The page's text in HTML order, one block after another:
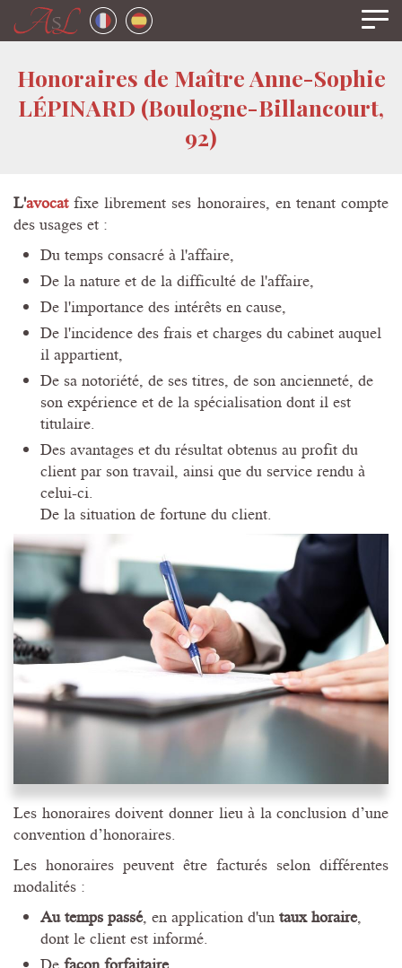
Honoraires de Maître Anne-Sophie
LÉPINARD (Boulogne-Billancourt,
92)
L'avocatfixe librement ses honoraires, en tenant compte
des usages et :
Du temps consacré à l'affaire,
De la nature et de la difficulté de l'affaire,
De l'importance des intérêts en cause,
De l'incidence des frais et charges du cabinet auquel
il appartient,
De sa notoriété, de ses titres, de son ancienneté, de
son expérience et de la spécialisation dont il est
titulaire.
Des avantages et du résultat obtenus au profit du
client par son travail, ainsi que du service rendu à
celui-ci.
De la situation de fortune du client.
Les honoraires doivent donner lieu à la conclusion d’une
convention d’honoraires.
Les honoraires peuvent être facturés selon différentes
modalités :
Au temps passé, en application d'un taux horaire,
dont le client est informé.
Panneau de gestion des cookies